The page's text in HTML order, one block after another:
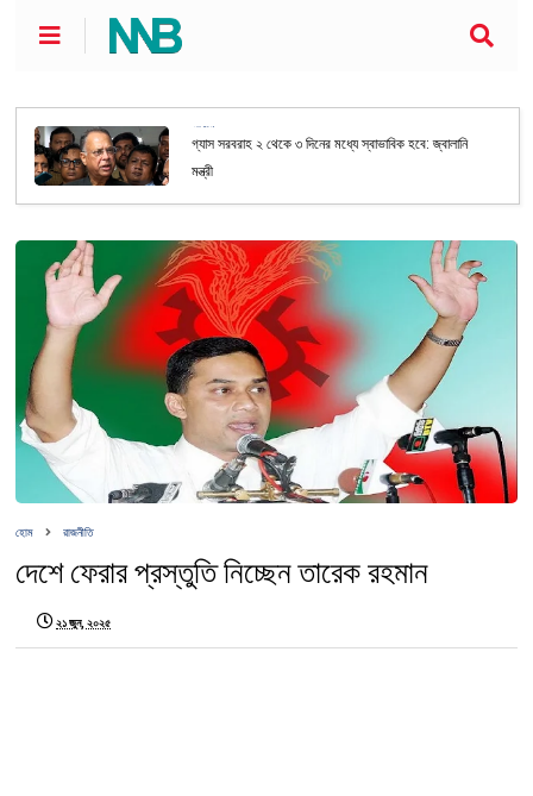
গ্যাস সরবরাহ ২ থেকে ৩ দিনের মধ্যে স্বাভাবিক হবে: জ্বালানি
মন্ত্রী
হোম রাজনীতি
দেশে ফেরার প্রস্তুতি নিচ্ছেন তারেক রহমান
২১ জুন, ২০২৫